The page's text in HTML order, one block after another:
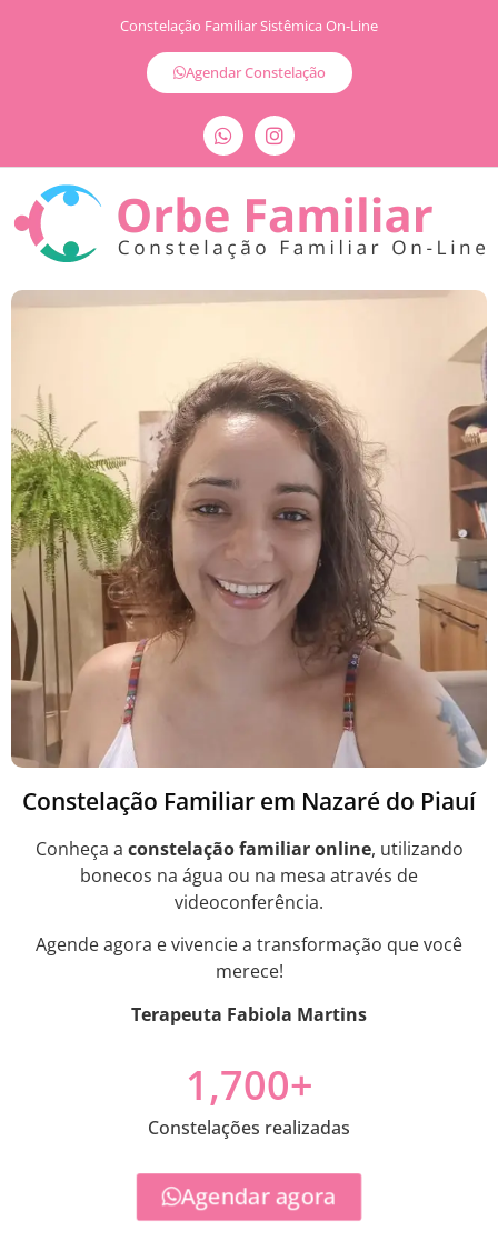
Constelação Familiar Sistêmica On-Line
Agendar Constelação
Constelação Familiar em Nazaré do Piauí
Conheça a constelação familiar online, utilizando
bonecos na água ou na mesa através de
videoconferência.
Agende agora e vivencie a transformação que você
merece!
Terapeuta Fabiola Martins
Constelações realizadas
1,700+
Agendar agora